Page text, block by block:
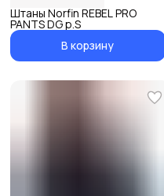
Штаны Norfin REBEL PRO
PANTS DG р.S
В корзину